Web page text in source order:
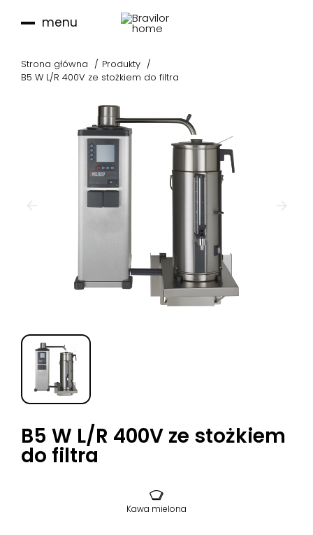
menu
Strona główna
Produkty
B5 W L/R 400V ze stożkiem do filtra
B5 W L/R 400V ze stożkiem
do filtra
Kawa mielona